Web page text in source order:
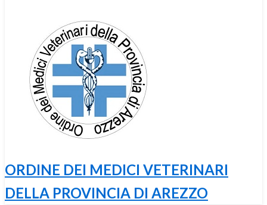
ORDINE DEI MEDICI VETERINARI
DELLA PROVINCIA DI AREZZO